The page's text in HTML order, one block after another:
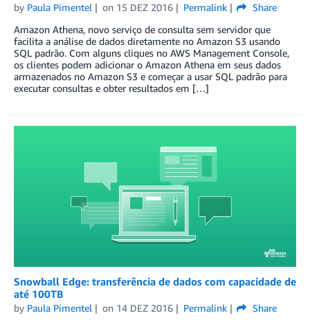
by Paula Pimentel on 15 DEZ 2016 Permalink
Share
Amazon Athena, novo serviço de consulta sem servidor que
facilita a análise de dados diretamente no Amazon S3 usando
SQL padrão. Com alguns cliques no AWS Management Console,
os clientes podem adicionar o Amazon Athena em seus dados
armazenados no Amazon S3 e começar a usar SQL padrão para
executar consultas e obter resultados em […]
Snowball Edge: transferência de dados com capacidade de
até 100TB
by Paula Pimentel on 14 DEZ 2016 Permalink
Share